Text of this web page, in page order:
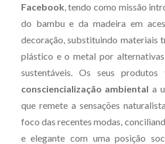
Facebook , tendo como missão
do bambu e da madeira em
decoração, substituindo materiais
plástico e o metal por
sustentáveis. Os seus
consciencialização ambiental a
que remete a sensações
foco das recentes modas,
e elegante com uma posição